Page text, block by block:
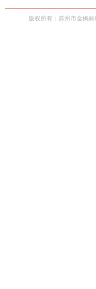
版权所有：苏州市金枫